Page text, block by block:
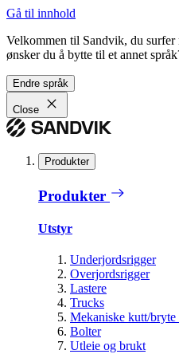
Gå til innhold
Velkommen til Sandvik, du surfer
ønsker du å bytte til et annet
Endre språk
Close
Produkter
Produkter
Utstyr
Underjordsrigger
Overjordsrigger
Lastere
Trucks
Mekaniske kutt/
Bolter
Utleie og brukt